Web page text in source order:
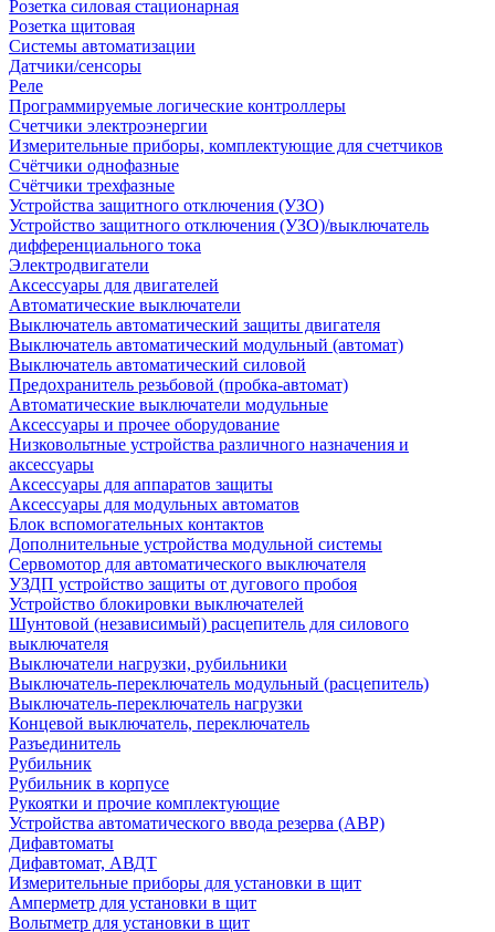
Розетка силовая стационарная
Розетка щитовая
Системы автоматизации
Датчики/сенсоры
Реле
Программируемые логические контроллеры
Счетчики электроэнергии
Измерительные приборы, комплектующие для счетчиков
Счётчики однофазные
Счётчики трехфазные
Устройства защитного отключения (УЗО)
Устройство защитного отключения (УЗО)/выключатель
дифференциального тока
Электродвигатели
Аксессуары для двигателей
Автоматические выключатели
Выключатель автоматический защиты двигателя
Выключатель автоматический модульный (автомат)
Выключатель автоматический силовой
Предохранитель резьбовой (пробка-автомат)
Автоматические выключатели модульные
Аксессуары и прочее оборудование
Низковольтные устройства различного назначения и
аксессуары
Аксессуары для аппаратов защиты
Аксессуары для модульных автоматов
Блок вспомогательных контактов
Дополнительные устройства модульной системы
Сервомотор для автоматического выключателя
УЗДП устройство защиты от дугового пробоя
Устройство блокировки выключателей
Шунтовой (независимый) расцепитель для силового
выключателя
Выключатели нагрузки, рубильники
Выключатель-переключатель модульный (расцепитель)
Выключатель-переключатель нагрузки
Концевой выключатель, переключатель
Разъединитель
Рубильник
Рубильник в корпусе
Рукоятки и прочие комплектующие
Устройства автоматического ввода резерва (АВР)
Дифавтоматы
Дифавтомат, АВДТ
Измерительные приборы для установки в щит
Амперметр для установки в щит
Вольтметр для установки в щит